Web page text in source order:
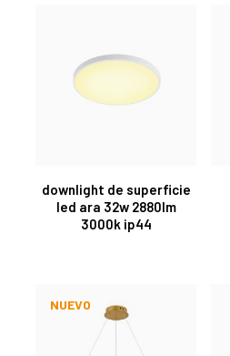
downlight de superficie
led ara 32w 2880lm
3000k ip44
NUEVO